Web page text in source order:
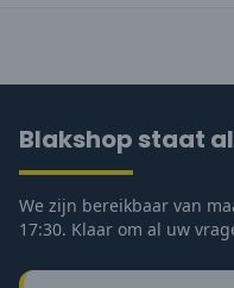
Blakshop staat
We zijn bereikbaar van
17:30. Klaar om al uw